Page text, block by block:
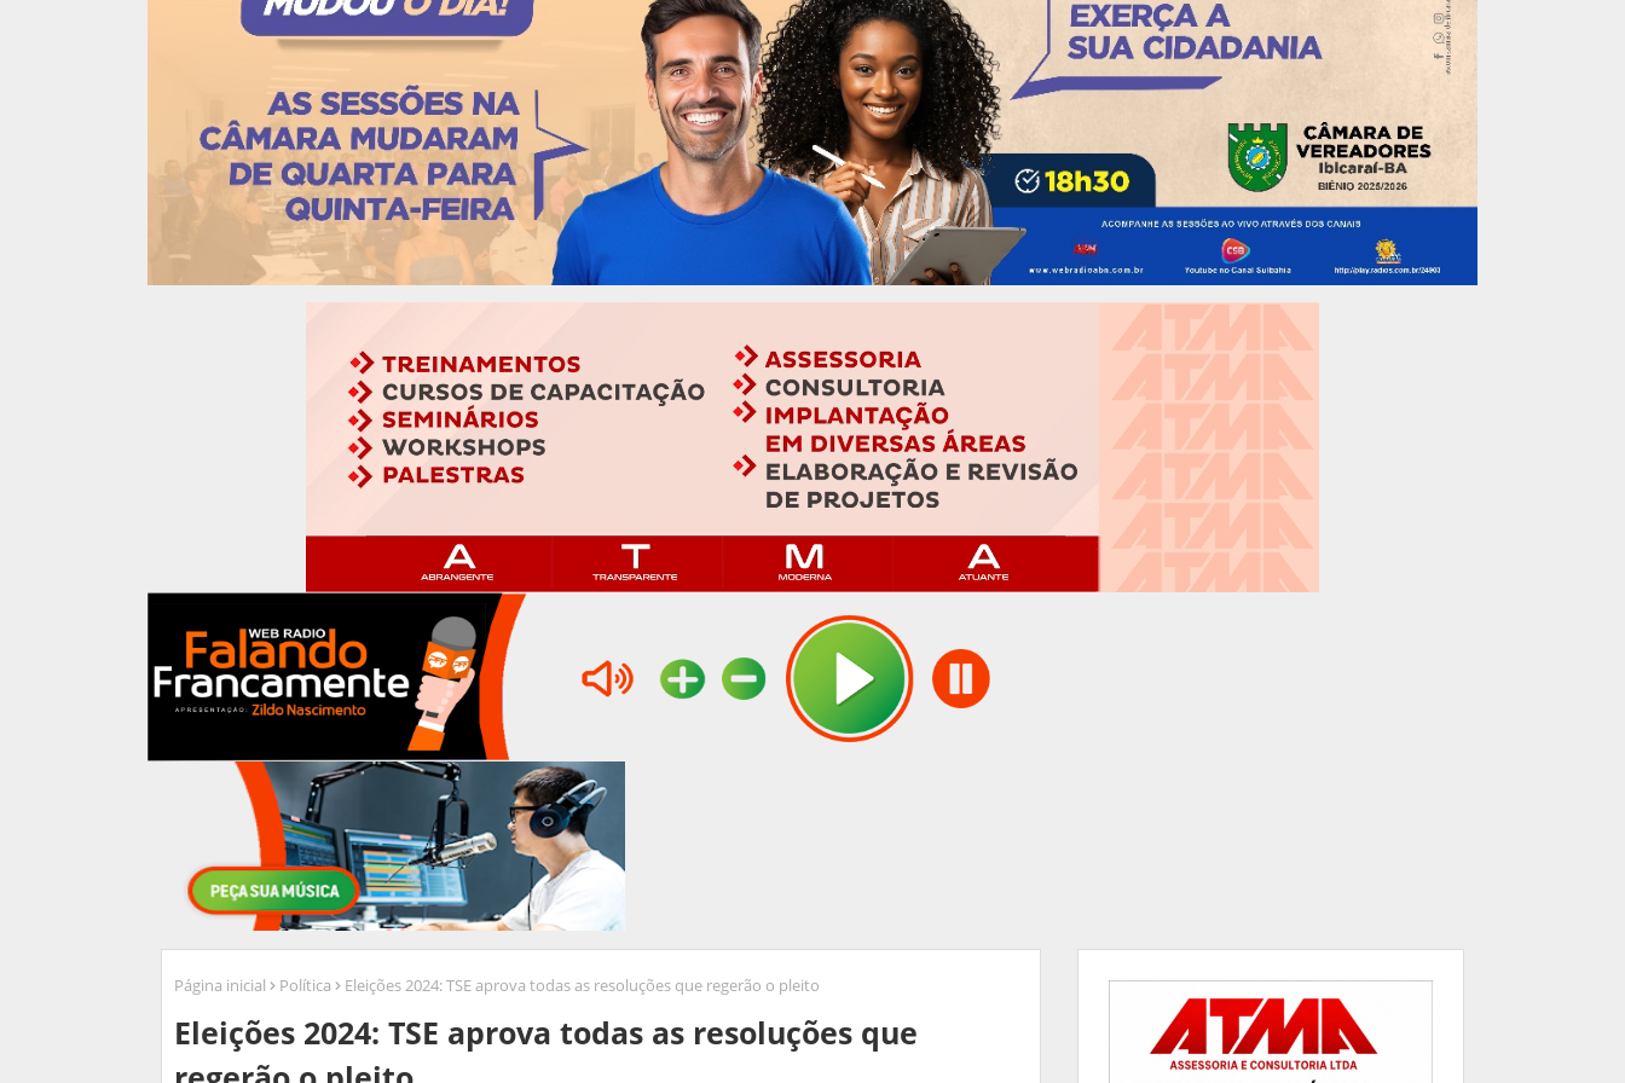
Página inicial Política Eleições 2024: TSE aprova todas as resoluções que regerão o pleito
Eleições 2024: TSE aprova todas as resoluções que